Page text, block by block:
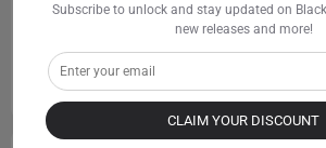
Athéna Pro
€519,00
Achetez maintenant Ajouter au panier
Athéna
Tissu / Craie
Subscribe to unlock and stay updated on
new releases and more!
CLAIM YOUR DISCOUNT